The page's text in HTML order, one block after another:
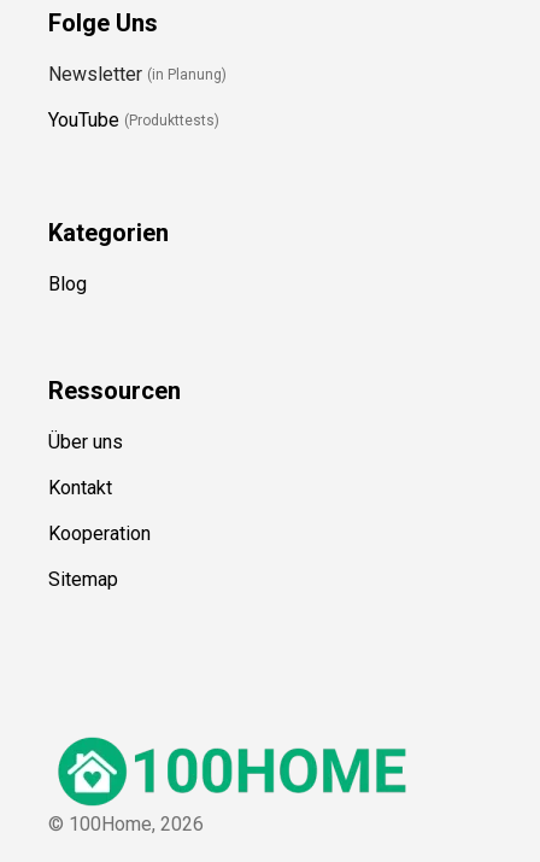
Folge Uns
Newsletter (in Planung)
YouTube (Produkttests)
Kategorien
Blog
Ressourcen
Über uns
Kontakt
Kooperation
Sitemap
© 100Home, 2026